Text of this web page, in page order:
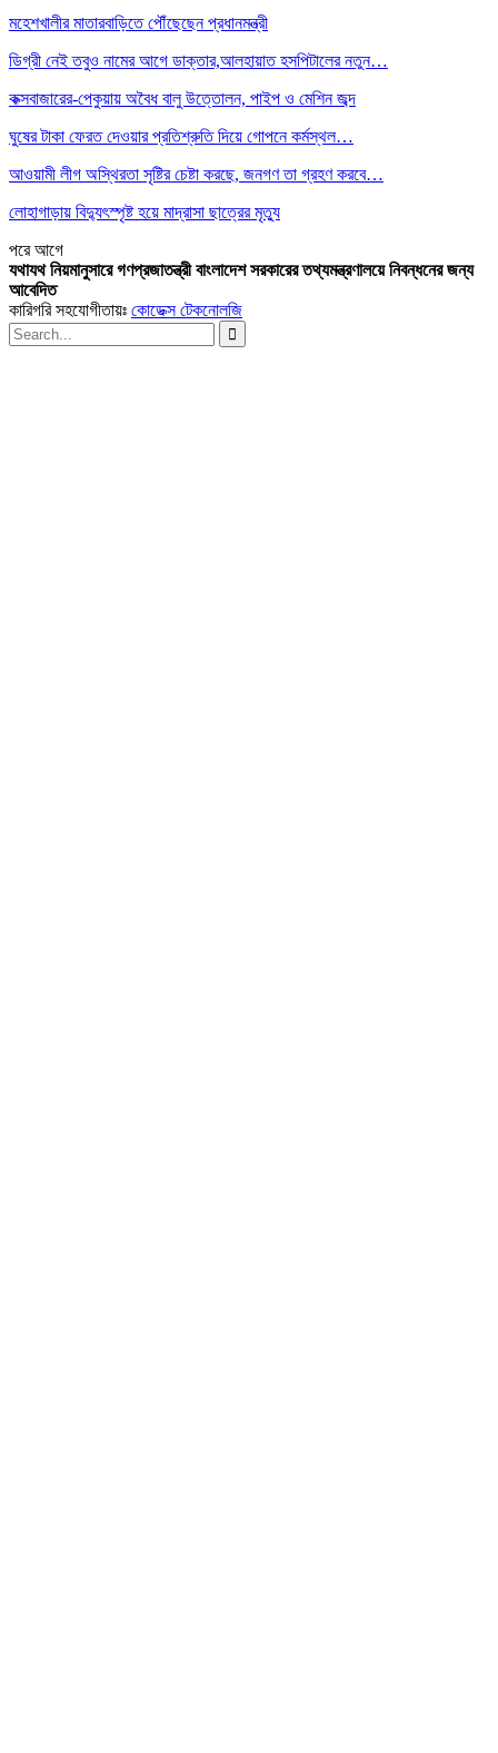
মহেশখালীর মাতারবাড়িতে পৌঁছেছেন প্রধানমন্ত্রী
ডিগ্রী নেই তবুও নামের আগে ডাক্তার,আলহায়াত হসপিটালের নতুন…
কক্সবাজারের-পেকুয়ায় অবৈধ বালু উত্তোলন, পাইপ ও মেশিন জব্দ
ঘুষের টাকা ফেরত দেওয়ার প্রতিশ্রুতি দিয়ে গোপনে কর্মস্থল…
আওয়ামী লীগ অস্থিরতা সৃষ্টির চেষ্টা করছে, জনগণ তা গ্রহণ করবে…
লোহাগাড়ায় বিদ্যুৎস্পৃষ্ট হয়ে মাদ্রাসা ছাত্রের মৃত্যু
পরেআগে
যথাযথ নিয়মানুসারে গণপ্রজাতন্ত্রী বাংলাদেশ সরকারের তথ্যমন্ত্রণালয়ে নিবন্ধনের জন্য
আবেদিত
কারিগরি সহযোগীতায়ঃ কোডেক্স টেকনোলজি